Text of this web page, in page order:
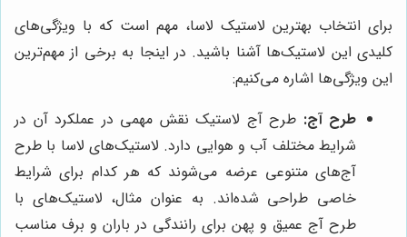
برای انتخاب بهترین لاستیک لاسا، مهم است که با ویژگی‌های
کلیدی این لاستیک‌ها آشنا باشید. در اینجا به برخی از مهم‌ترین
این ویژگی‌ها اشاره می‌کنیم:
طرح آج: طرح آج لاستیک نقش مهمی در عملکرد آن در
شرایط مختلف آب و هوایی دارد. لاستیک‌های لاسا با طرح
آج‌های متنوعی عرضه می‌شوند که هر کدام برای شرایط
خاصی طراحی شده‌اند. به عنوان مثال، لاستیک‌های با
طرح آج عمیق و پهن برای رانندگی در باران و برف مناسب